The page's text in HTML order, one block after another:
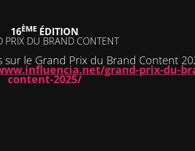
16ÈME ÉDITION
PRIX DU BRAND CONTENT
le Grand Prix du Brand Content
grand-prix-du-
content-2025/